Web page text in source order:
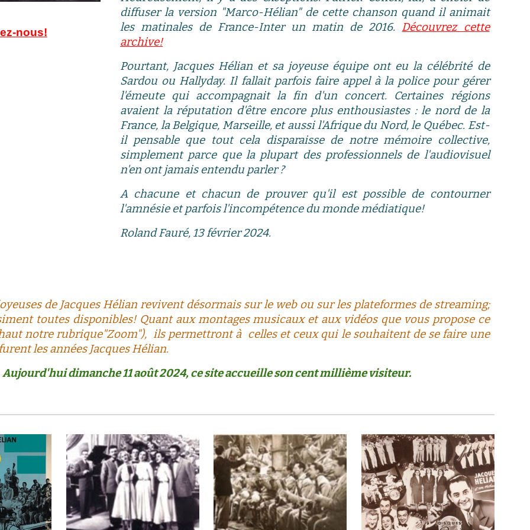
nous!
diffuser la version "Marco-Hélian" de cette chanson quand il animait
les matinales de France-Inter un matin de 2016. Découvrez cette
archive!
Pourtant, Jacques Hélian et sa joyeuse équipe ont eu la célébrité de
Sardou ou Hallyday. Il fallait parfois faire appel à la police pour gérer
l'émeute qui accompagnait la fin d'un concert. Certaines régions
avaient la réputation d'être encore plus enthousiastes : le nord de la
France, la Belgique, Marseille, et aussi l'Afrique du Nord, le Québec. Est-
il pensable que tout cela disparaisse de notre mémoire collective,
simplement parce que la plupart des professionnels de l'audiovisuel
n'en ont jamais entendu parler ?
A chacune et chacun de prouverqu'il est possible de contourner
l'amnésie et parfois l'incompétence du monde médiatique!
Roland Fauré, 13 février 2024.
de Jacques Hélian revivent désormais sur le web ou sur les plateformes de streaming;
toutes disponibles! Quant aux montages musicaux et aux vidéos que vous propose ce
notre rubrique"Zoom"), ils permettront à celles et ceux qui le souhaitent de se faire une
les années Jacques Hélian.
Aujourd'hui dimanche 11 août 2024, ce site accueille son cent millième visiteur.